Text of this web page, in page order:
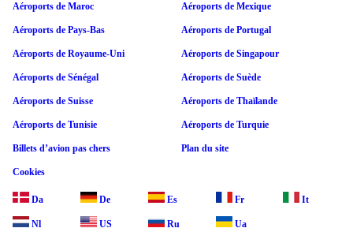
Aéroports de Maroc Aéroports de Mexique
Aéroports de Pays-Bas Aéroports de Portugal
Aéroports de Royaume-Uni Aéroports de Singapour
Aéroports de Sénégal Aéroports de Suède
Aéroports de Suisse Aéroports de Thaïlande
Aéroports de Tunisie Aéroports de Turquie
Billets d’avion pas chers Plan du site
Cookies
Da De Es Fr It
Nl US Ru Ua